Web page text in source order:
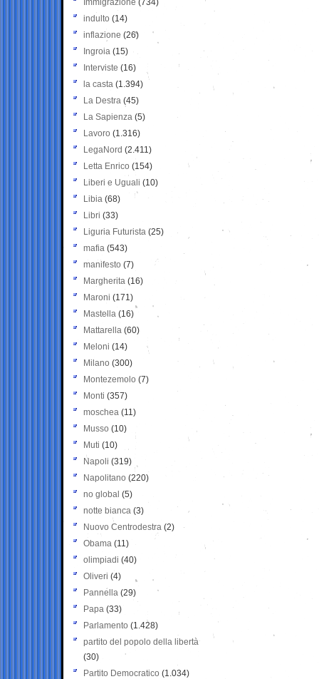
Immigrazione (734)
indulto (14)
inflazione (26)
Ingroia (15)
Interviste (16)
la casta (1.394)
La Destra (45)
La Sapienza (5)
Lavoro (1.316)
LegaNord (2.411)
Letta Enrico (154)
Liberi e Uguali (10)
Libia (68)
Libri (33)
Liguria Futurista (25)
mafia (543)
manifesto (7)
Margherita (16)
Maroni (171)
Mastella (16)
Mattarella (60)
Meloni (14)
Milano (300)
Montezemolo (7)
Monti (357)
moschea (11)
Musso (10)
Muti (10)
Napoli (319)
Napolitano (220)
no global (5)
notte bianca (3)
Nuovo Centrodestra (2)
Obama (11)
olimpiadi (40)
Oliveri (4)
Pannella (29)
Papa (33)
Parlamento (1.428)
partito del popolo della libertà
(30)
Partito Democratico (1.034)